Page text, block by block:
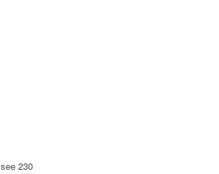
230